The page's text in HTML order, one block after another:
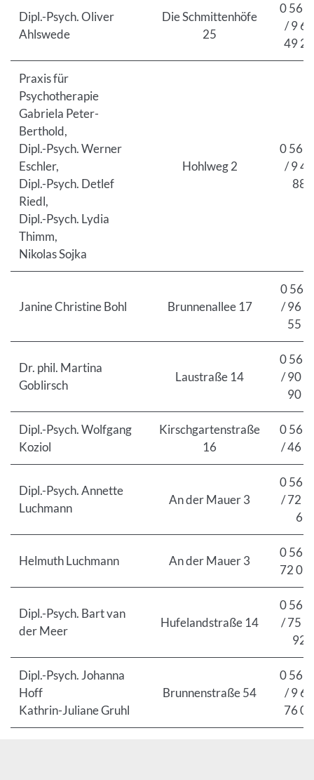
Dipl.-Psych. Oliver
Ahlswede
Die Schmittenhöfe
25
0 56
/ 9 67
49 25
Praxis für
Psychotherapie
Gabriela Peter-
Berthold,
Dipl.-Psych. Werner
Eschler,
Dipl.-Psych. Detlef
Riedl,
Dipl.-Psych. Lydia
Thimm,
Nikolas Sojka
Hohlweg 2
0 56
/ 9 45
88
Janine Christine Bohl Brunnenallee 17
0 56
/ 96
55 0
Dr. phil. Martina
Goblirsch
Laustraße 14
0 56
/ 90
90 3
Dipl.-Psych. Wolfgang
Koziol
Kirschgartenstraße
16
0 56
/ 46
Dipl.-Psych. Annette
Luchmann
An der Mauer 3
0 56
/ 72
6
Helmuth Luchmann An der Mauer 3
0 56
72 07
Dipl.-Psych. Bart van
der Meer
Hufelandstraße 14
0 56
/ 75
92
Dipl.-Psych. Johanna
Hoff
Kathrin-Juliane Gruhl
Brunnenstraße 54
0 56
/ 9 69
76 06